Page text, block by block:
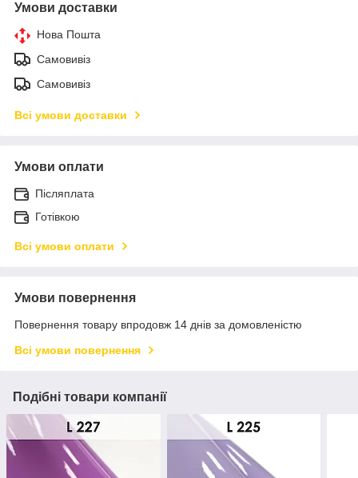
Умови доставки
Нова Пошта
Самовивіз
Самовивіз
Всі умови доставки
Умови оплати
Післяплата
Готівкою
Всі умови оплати
Умови повернення
Повернення товару впродовж 14 днів за домовленістю
Всі умови повернення
Подібні товари компанії